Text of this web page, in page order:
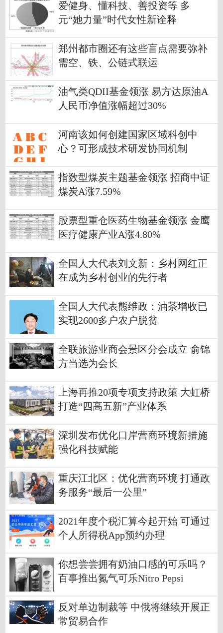
爱健身、懂科技、善投资等 多
元“她力量”时代女性新诠释
郑州都市圈还有这些盲点需要弥补
需空、铁、公链式联运
油气类QDII基金领涨 易方达原油A
人民币净值涨幅超过30%
河南该如何创建国家区域科创中
心？可形成技术研发协同机制
指数型煤炭主题基金领涨 招商中证
煤炭A涨7.59%
股票型重仓医药生物基金领涨 金鹰
医疗健康产业A涨4.80%
全国人大代表刘文新：乡村网红正
在成为乡村创业的先行者
全国人大代表熊维政：油茶增收已
实现2600多户农户脱贫
全联旅游业商会景区分会成立 俞锦
方当选为会长
上海再推20项专项支持政策 大虹桥
打造“四高五新”产业体系
深圳发布优化口岸营商环境新措施
强化科技赋能
重庆江北区：优化营商环境 打通政
务服务“最后一公里”
2021年度个税汇算今起开始 可通过
个人所得税App预约办理
你想尝尝拥有奶油口感的可乐吗？
百事推出氮气可乐Nitro Pepsi
反对单边制裁等 中俄将继续开展正
常贸易合作